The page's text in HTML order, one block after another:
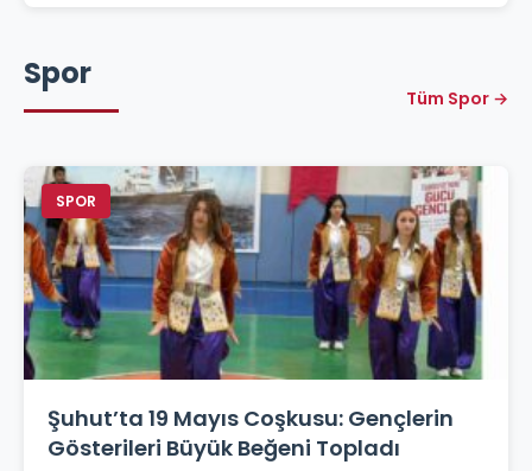
Spor
Tüm Spor →
SPOR
Şuhut’ta 19 Mayıs Coşkusu: Gençlerin
Gösterileri Büyük Beğeni Topladı